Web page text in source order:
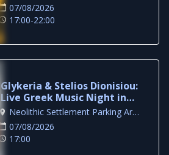
07/08/2026
17:00-22:00
Glykeria & Stelios Dionisiou:
Live Greek Music Night in
Larnaca
Neolithic Settlement Parking Area, Larnaca
07/08/2026
17:00